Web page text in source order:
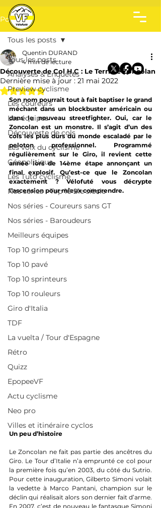
Post
Tous les posts
Analyses & Enquêtes
Preview cyclisme
Les coureurs
Les équipes
Découverte de cols
Les voix du cyclisme
Géopolitique
Les Tuto cyclisme
Nos séries - Top 10 21e siècle
Nos séries - Coureurs sans GT
Nos séries - Baroudeurs
Meilleurs équipes
Top 10 grimpeurs
Top 10 pavé
Top 10 sprinteurs
Top 10 rouleurs
Giro d'Italia
TDF
La vuelta / Tour d'Espagne
Rétro
Quizz
EpopeeVF
Actu cyclisme
Neo pro
Villes et itinéraire cyclos
Tous les posts
Découverte de Col H.C : Le Terrible Zoncolan
Quentin DURAND
4 min de lecture
Dernière mise à jour : 21 mai 2022
Noté NaN étoiles sur 5.
Son nom pourrait tout à fait baptiser le grand
méchant dans un blockbuster américain ou
dans le nouveau streetfighter. Oui, car le
Zoncolan est un monstre. Il s’agit d’un des
cols les plus durs du monde escaladé par le
peloton professionnel. Programmé
régulièrement sur le Giro, il revient cette
année lors de 14ème étape annonçant un
final explosif. Qu’est-ce que le Zoncolan
exactement ? Vélofuté vous décrypte
l’ascension pour mieux comprendre.
Un peu d’histoire
Le Zoncolan ne fait pas partie des ancêtres du
Giro. Le Tour d’Italie n’a emprunté ce col pour
la première fois qu’en 2003, du côté du Sutrio.
Pour cette inauguration, Gilberto Simoni volait
la vedette à Marco Pantani, champion sur le
déclin qui réalisait alors son dernier fait d’arme.
En 2007, c’est de nouveau le fantasque Simoni